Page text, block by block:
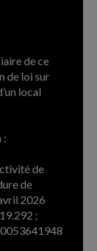
de ce
de loi sur
local
:
de
de
2026
;